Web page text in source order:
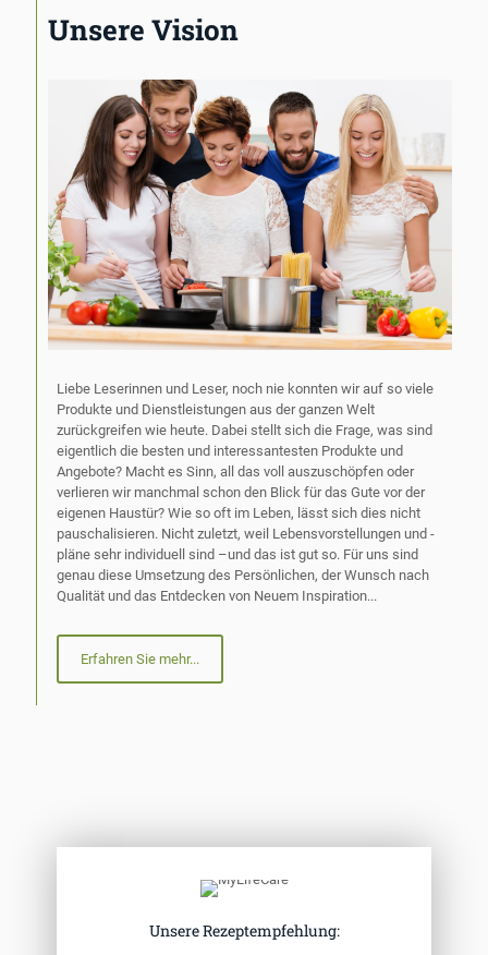
Unsere Vision
Liebe Leserinnen und Leser, noch nie konnten wir auf so viele
Produkte und Dienstleistungen aus der ganzen Welt
zurückgreifen wie heute. Dabei stellt sich die Frage, was sind
eigentlich die besten und interessantesten Produkte und
Angebote? Macht es Sinn, all das voll auszuschöpfen oder
verlieren wir manchmal schon den Blick für das Gute vor der
eigenen Haustür? Wie so oft im Leben, lässt sich dies nicht
pauschalisieren. Nicht zuletzt, weil Lebensvorstellungen und -
pläne sehr individuell sind –und das ist gut so. Für uns sind
genau diese Umsetzung des Persönlichen, der Wunsch nach
Qualität und das Entdecken von Neuem Inspiration...
Erfahren Sie mehr...
Unsere Rezeptempfehlung: